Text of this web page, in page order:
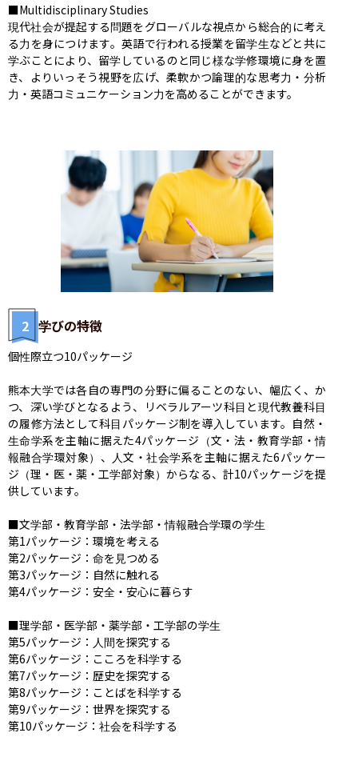
■Multidisciplinary Studies
現代社会が提起する問題をグローバルな視点から総合的に考え
る力を身につけます。英語で行われる授業を留学生などと共に
学ぶことにより、留学しているのと同じ様な学修環境に身を置
き、よりいっそう視野を広げ、柔軟かつ論理的な思考力・分析
力・英語コミュニケーション力を高めることができます。
2 学びの特徴
個性際立つ10パッケージ
熊本大学では各自の専門の分野に偏ることのない、幅広く、か
つ、深い学びとなるよう、リベラルアーツ科目と現代教養科目
の履修方法として科目パッケージ制を導入しています。自然・
生命学系を主軸に据えた4パッケージ（文・法・教育学部・情
報融合学環対象）、人文・社会学系を主軸に据えた6パッケー
ジ（理・医・薬・工学部対象）からなる、計10パッケージを提
供しています。
■文学部・教育学部・法学部・情報融合学環の学生
第1パッケージ：環境を考える
第2パッケージ：命を見つめる
第3パッケージ：自然に触れる
第4パッケージ：安全・安心に暮らす
■理学部・医学部・薬学部・工学部の学生
第5パッケージ：人間を探究する
第6パッケージ：こころを科学する
第7パッケージ：歴史を探究する
第8パッケージ：ことばを科学する
第9パッケージ：世界を探究する
第10パッケージ：社会を科学する